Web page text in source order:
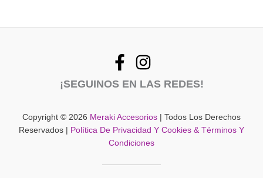
¡SEGUINOS EN LAS REDES!
Copyright © 2026 Meraki Accesorios | Todos Los Derechos
Reservados |
Política De Privacidad Y Cookies & Términos Y
Condiciones